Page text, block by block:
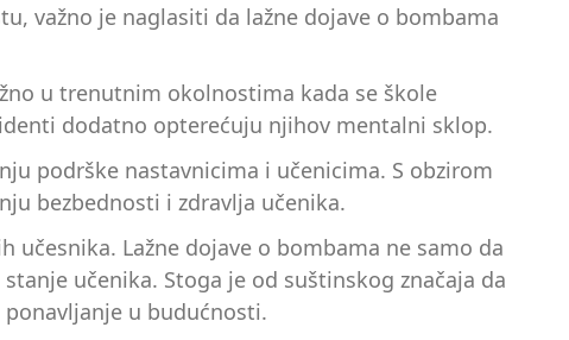
važno je naglasiti da lažne dojave o bombama
u trenutnim okolnostima kada se škole
dodatno opterećuju njihov mentalni sklop.
podrške nastavnicima i učenicima. S obzirom
bezbednosti i zdravlja učenika.
Lažne dojave o bombama ne samo da
učenika. Stoga je od suštinskog značaja da
u budućnosti.